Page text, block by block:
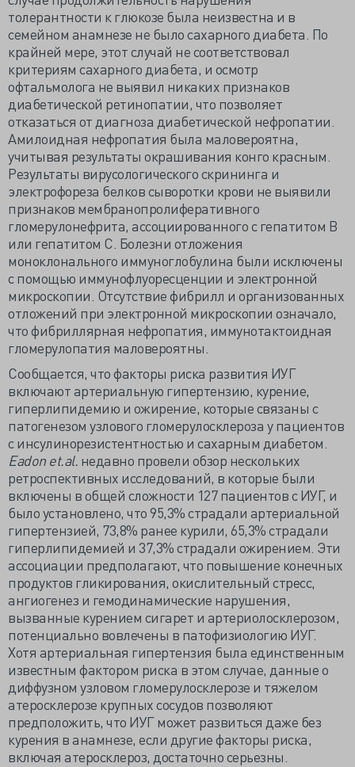
толерантности к глюкозе была неизвестна и в
семейном анамнезе не было сахарного диабета. По
крайней мере, этот случай не соответствовал
критериям сахарного диабета, и осмотр
офтальмолога не выявил никаких признаков
диабетической ретинопатии, что позволяет
отказаться от диагноза диабетической нефропатии.
Амилоидная нефропатия была маловероятна,
учитывая результаты окрашивания конго красным.
Результаты вирусологического скрининга и
электрофореза белков сыворотки крови не выявили
признаков мембранопролиферативного
гломерулонефрита, ассоциированного с гепатитом В
или гепатитом С. Болезни отложения
моноклонального иммуноглобулина были исключены
с помощью иммунофлуоресценции и электронной
микроскопии. Отсутствие фибрилл и организованных
отложений при электронной микроскопии означало,
что фибриллярная нефропатия, иммунотактоидная
гломерулопатия маловероятны.
Сообщается, что факторы риска развития ИУГ
включают артериальную гипертензию, курение,
гиперлипидемию и ожирение, которые связаны с
патогенезом узлового гломерулосклероза у пациентов
с инсулинорезистентностью и сахарным диабетом.
Eadon et.al. недавно провели обзор нескольких
ретроспективных исследований, в которые были
включены в общей сложности 127 пациентов с ИУГ, и
было установлено, что 95,3% страдали артериальной
гипертензией, 73,8% ранее курили, 65,3% страдали
гиперлипидемией и 37,3% страдали ожирением. Эти
ассоциации предполагают, что повышение конечных
продуктов гликирования, окислительный стресс,
ангиогенез и гемодинамические нарушения,
вызванные курением сигарет и артериолосклерозом,
потенциально вовлечены в патофизиологию ИУГ.
Хотя артериальная гипертензия была единственным
известным фактором риска в этом случае, данные о
диффузном узловом гломерулосклерозе и тяжелом
атеросклерозе крупных сосудов позволяют
предположить, что ИУГ может развиться даже без
курения в анамнезе, если другие факторы риска,
включая атеросклероз, достаточно серьезны.